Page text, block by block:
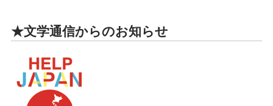
★文学通信からのお知らせ